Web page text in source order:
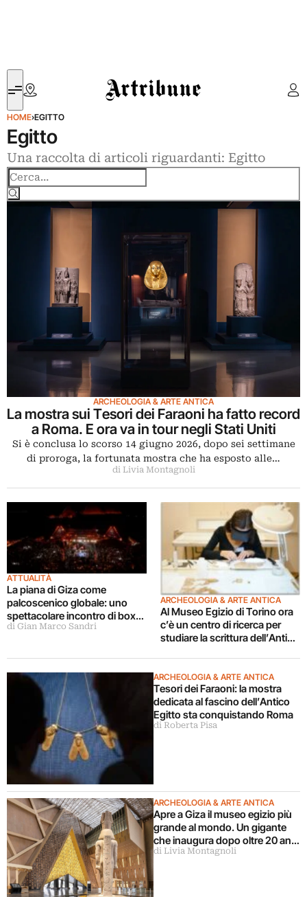
Artribune
HOME›EGITTO
Egitto
Una raccolta di articoli riguardanti: Egitto
ARCHEOLOGIA & ARTE ANTICA
La mostra sui Tesori dei Faraoni ha fatto record
a Roma. E ora va in tour negli Stati Uniti
Si è conclusa lo scorso 14 giugno 2026, dopo sei settimane
di proroga, la fortunata mostra che ha esposto alle…
di Livia Montagnoli
ATTUALITÀ
La piana di Giza come
palcoscenico globale: uno
spettacolare incontro di boxe
nell’area archeologica
di Gian Marco Sandri
ARCHEOLOGIA & ARTE ANTICA
Al Museo Egizio di Torino ora
c’è un centro di ricerca per
studiare la scrittura dell’Antico
ARCHEOLOGIA & ARTE ANTICA
Tesori dei Faraoni: la mostra
dedicata al fascino dell’Antico
Egitto sta conquistando Roma
di Roberta Pisa
ARCHEOLOGIA & ARTE ANTICA
Apre a Giza il museo egizio più
grande al mondo. Un gigante
che inaugura dopo oltre 20 anni
di attesa
di Livia Montagnoli